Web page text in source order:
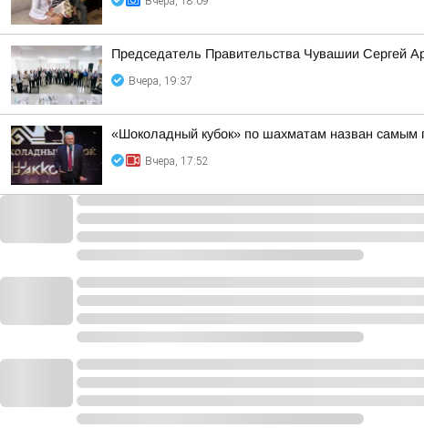
Председатель Правительства Чувашии Сергей
Вчера, 19:37
«Шоколадный кубок» по шахматам назван самым
Вчера, 17:52